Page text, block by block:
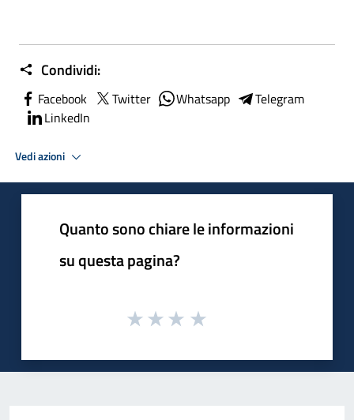
Condividi:
Facebook Twitter Whatsapp
Telegram
LinkedIn
Vedi azioni
Quanto sono chiare le informazioni
su questa pagina?